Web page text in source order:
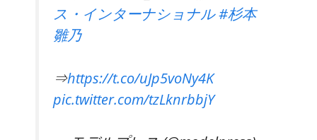
ス・インターナショナル#杉本
雛乃
⇒https://t.co/uJp5voNy4K
pic.twitter.com/tzLknrbbjY